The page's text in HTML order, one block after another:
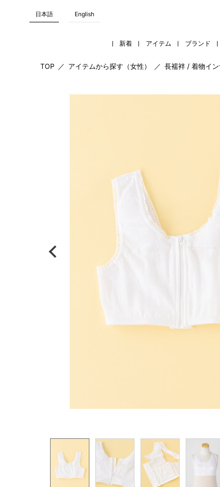
日本語 English
新着 アイテム ブランド
TOP ／ アイテムから探す（女性） ／ 長襦袢 / 着物イ